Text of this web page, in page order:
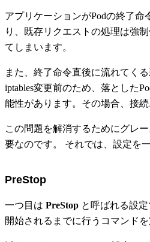
アプリケーションがPodの終了命
り、既存リクエストの処理は強
てしまいます。
また、終了命令直後に流れてく
iptables変更前のため、落とした
能性があります。その場合、接続
この問題を解消するためにグレ
要なのです。 それでは、設定を
PreStop
一つ目は PreStop と呼ばれる設
開始されるまでに行うコマンドを